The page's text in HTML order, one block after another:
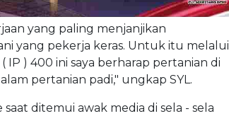
yang paling menjanjikan
yang pekerja keras. Untuk itu melalui
) 400 ini saya berharap pertanian di
pertanian padi," ungkap SYL.
ditemui awak media di sela - sela